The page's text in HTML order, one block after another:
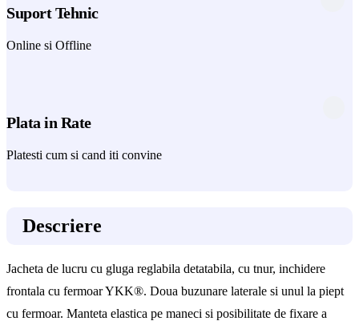
Suport Tehnic
Online si Offline
Plata in Rate
Platesti cum si cand iti convine
Descriere
Jacheta de lucru cu gluga reglabila detatabila, cu tnur, inchidere
frontala cu fermoar YKK®. Doua buzunare laterale si unul la piept
cu fermoar. Manteta elastica pe maneci si posibilitate de fixare a